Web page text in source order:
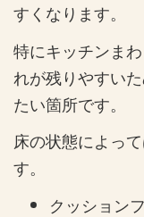
すくなります。
特にキッチンま
れが残りやすい
たい箇所です。
床の状態によっ
す。
クッション